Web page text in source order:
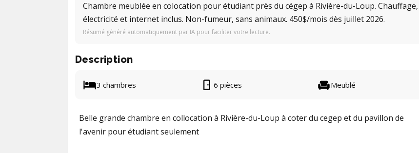
Chambre meublée en colocation pour étudiant près du cégep à Rivière-du-Loup. Chauffage,
électricité et internet inclus. Non-fumeur, sans animaux. 450$/mois dès juillet 2026.
Résumé généré automatiquement par IA pour faciliter votre lecture.
Description
3 chambres 6 pièces Meublé
Belle grande chambre en collocation à Rivière-du-Loup à coter du cegep et du pavillon de
l'avenir pour étudiant seulement